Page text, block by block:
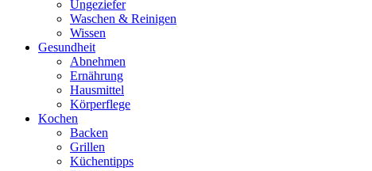
Ungeziefer
Waschen & Reinigen
Wissen
Gesundheit
Abnehmen
Ernährung
Hausmittel
Körperflege
Kochen
Backen
Grillen
Küchentipps